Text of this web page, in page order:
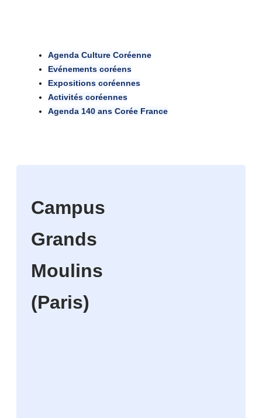
Agenda Culture Coréenne
Evénements coréens
Expositions coréennes
Activités coréennes
Agenda 140 ans Corée France
Campus
Grands
Moulins
(Paris)